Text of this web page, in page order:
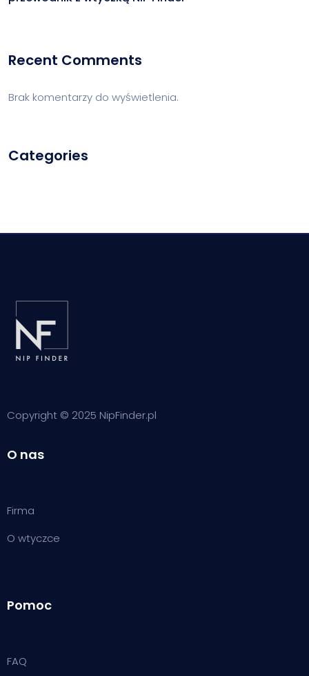
Recent Comments
Brak komentarzy do wyświetlenia.
Categories
Copyright © 2025 NipFinder.pl
O nas
Firma
O wtyczce
Pomoc
FAQ